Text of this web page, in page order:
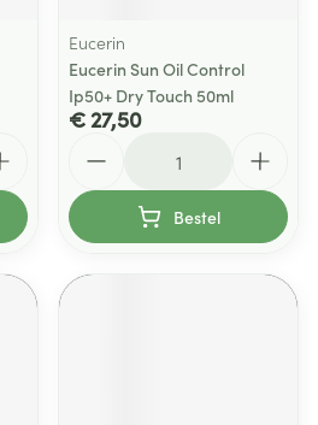
Eucerin
Eucerin Sun Oil Control
Ip50+ Dry Touch 50ml
€ 27,50
Bestel